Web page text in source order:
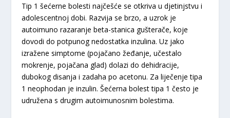
Tip 1 šećerne bolesti najčešće se otkriva u djetinjstvu i
adolescentnoj dobi. Razvija se brzo, a uzrok je
autoimuno razaranje beta-stanica gušterače, koje
dovodi do potpunog nedostatka inzulina. Uz jako
izražene simptome (pojačano žeđanje, učestalo
mokrenje, pojačana glad) dolazi do dehidracije,
dubokog disanja i zadaha po acetonu. Za liječenje tipa
1 neophodan je inzulin. Šećerna bolest tipa 1 često je
udružena s drugim autoimunosnim bolestima.